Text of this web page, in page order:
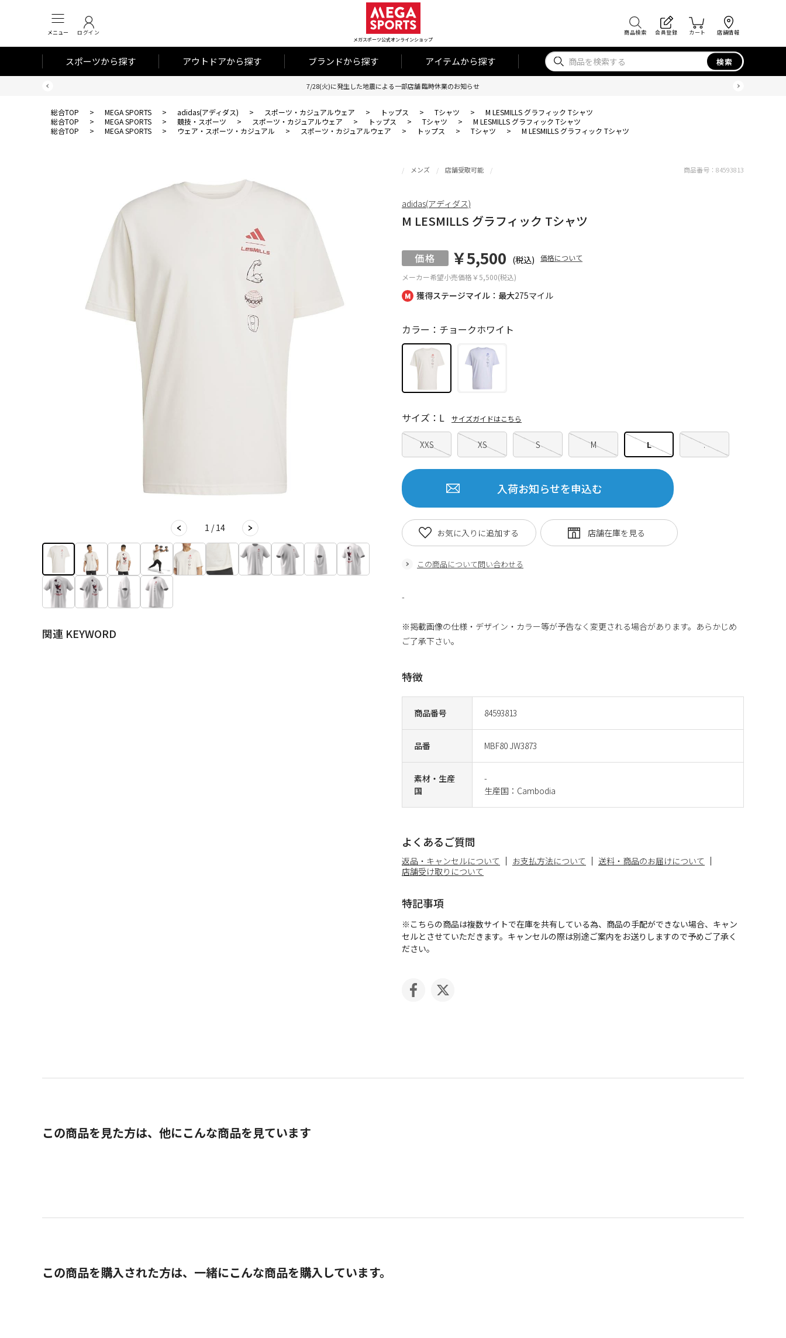
メニュー ログイン
メガスポーツ公式オンラインショップ
商品検索 会員登録 カート 店舗情報
スポーツから探す アウトドアから探す ブランドから探す アイテムから探す 検索
7/28(火)に発生した地震による一部店舗 臨時休業のお知らせ
総合TOP > MEGA SPORTS > adidas(アディダス) > スポーツ・カジュアルウェア > トップス > Tシャツ >
M LESMILLS グラフィック Tシャツ
総合TOP
> MEGA SPORTS > 競技・スポーツ > スポーツ・カジュアルウェア > トップス > Tシャツ >
M LESMILLS グラフィック Tシャツ
総合TOP
> MEGA SPORTS > ウェア・スポーツ・カジュアル > スポーツ・カジュアルウェア > トップス > Tシャツ > M LESMILLS グラフィック Tシャツ
1 / 14
関連 KEYWORD
獲得ステージマイル：最大275マイル
メンズ 店舗受取可能
M LESMILLS グラフィック Tシャツ
メーカー希望小売価格￥5,500(税込)
￥5,500 (税込) 価格について
商品番号 84593813
品番 MBF80 JW3873
素材・生産
国
-
生産国：Cambodia
カラー：チョークホワイト
XXS XS S M L .
サイズ：L サイズガイドはこちら
入荷お知らせを申込む
この商品について問い合わせる
お気に入りに追加する
商品番号： 84593813
adidas(アディダス)
-
※掲載画像の仕様・デザイン・カラー等が予告なく変更される場合があります。あらかじめ
ご了承下さい。
特徴
よくあるご質問
返品・キャンセルについて お支払方法について
送料・商品のお届けについて
店舗受け取りについて
特記事項
※こちらの商品は複数サイトで在庫を共有している為、商品の手配ができない場合、キャン
セルとさせていただきます。キャンセルの際は別途ご案内をお送りしますので予めご了承く
ださい。
この商品を見た方は、他にこんな商品を見ています
この商品を購入された方は、一緒にこんな商品を購入しています。